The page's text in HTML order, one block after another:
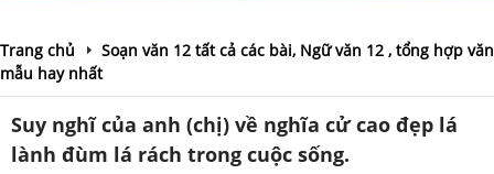
Trang chủ
Soạn văn 12 tất cả các bài, Ngữ văn 12 , tổng hợp văn
mẫu hay nhất
Suy nghĩ của anh (chị) về nghĩa cử cao đẹp lá
lành đùm lá rách trong cuộc sống.